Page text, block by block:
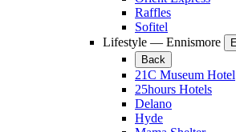
Raffles
Sofitel
Lifestyle — Ennismore
Back
21C Museum Hotel
25hours Hotels
Delano
Hyde